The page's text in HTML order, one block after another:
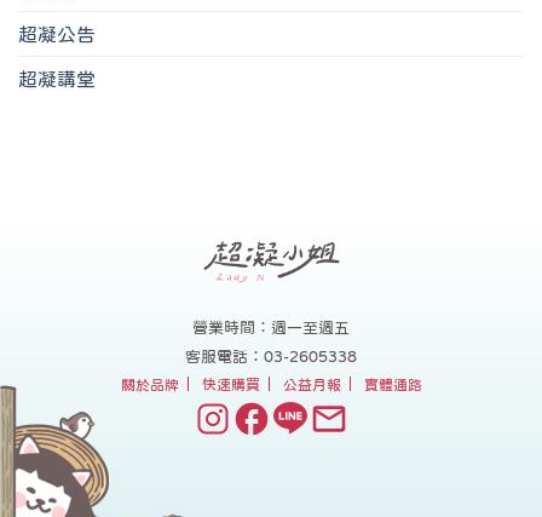
超凝公告
超凝講堂
營業時間：週一至週五
客服電話：03-2605338
關於品牌 快速購買 公益月報 實體通路